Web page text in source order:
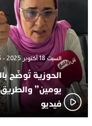
السبت 18 أكتوبر 2025 - 14:35
الحوزية تُوضّح
يومين” والطريق
فيديو